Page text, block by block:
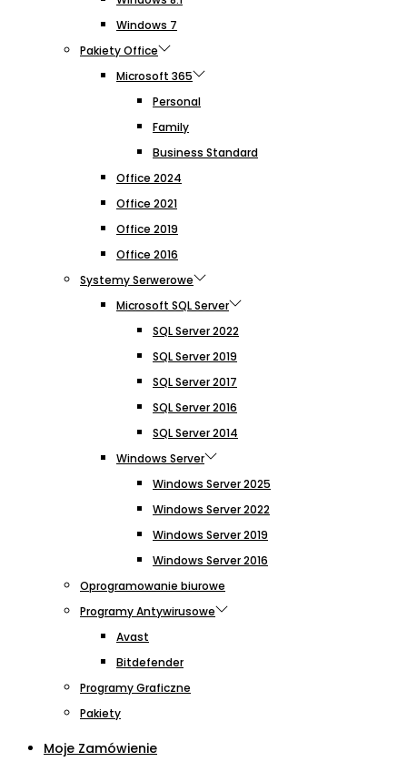
Windows 7
Pakiety Office
Microsoft 365
Personal
Family
Business Standard
Office 2024
Office 2021
Office 2019
Office 2016
Systemy Serwerowe
Microsoft SQL Server
SQL Server 2022
SQL Server 2019
SQL Server 2017
SQL Server 2016
SQL Server 2014
Windows Server
Windows Server 2025
Windows Server 2022
Windows Server 2019
Windows Server 2016
Oprogramowanie biurowe
Programy Antywirusowe
Avast
Bitdefender
Programy Graficzne
Pakiety
Moje Zamówienie